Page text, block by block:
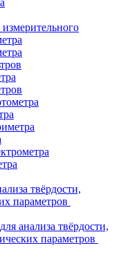
твёрдости,
параметров
анализа твёрдости,
параметров